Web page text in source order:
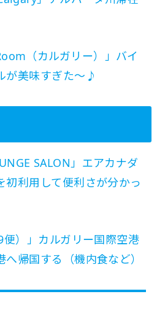
（カルガリー）」バイ
が美味すぎた〜♪
SALON」エアカナダ
初利用して便利さが分かっ
便）」カルガリー国際空港
帰国する（機内食など）